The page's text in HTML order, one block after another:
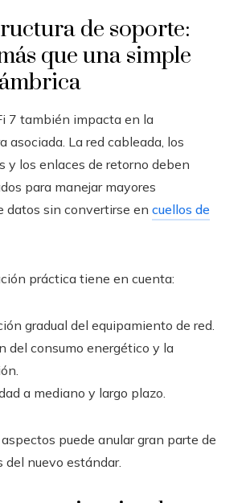
de soporte:
que una simple
7 también impacta en la
asociada. La red cableada, los
y los enlaces de retorno deben
para manejar mayores
datos sin convertirse en cuellos de
práctica tiene en cuenta:
gradual del equipamiento de red.
del consumo energético y la
a mediano y largo plazo.
puede anular gran parte de
del nuevo estándar.